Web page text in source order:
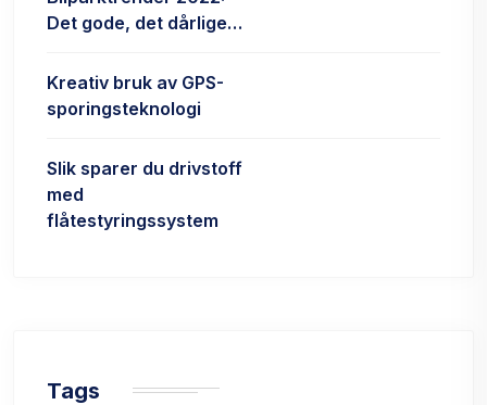
Det gode, det dårlige…
Kreativ bruk av GPS-
sporingsteknologi
Slik sparer du drivstoff
med
flåtestyringssystem
Tags